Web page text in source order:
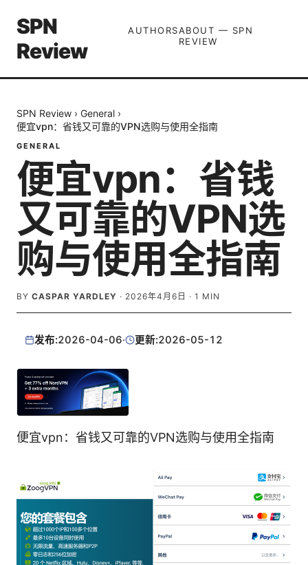
SPN
Review
AUTHORSABOUT — SPN
REVIEW
SPN Review › General ›
便宜vpn：省钱又可靠的VPN选购与使用全指南
GENERAL
便宜vpn：省钱
又可靠的VPN选
购与使用全指南
BY CASPAR YARDLEY · 2026年4月6日 · 1 MIN
发布:2026-04-06· 更新:2026-05-12
便宜vpn：省钱又可靠的VPN选购与使用全指南